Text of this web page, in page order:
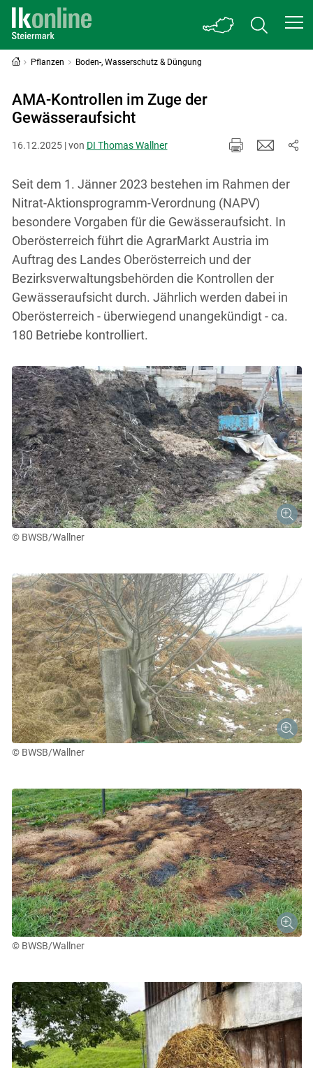
Pflanzen Boden-, Wasserschutz & Düngung
AMA-Kontrollen im Zuge der
Gewässeraufsicht
16.12.2025 | von DI Thomas Wallner
Seit dem 1. Jänner 2023 bestehen im Rahmen der
Nitrat-Aktionsprogramm-Verordnung (NAPV)
besondere Vorgaben für die Gewässeraufsicht. In
Oberösterreich führt die AgrarMarkt Austria im
Auftrag des Landes Oberösterreich und der
Bezirksverwaltungsbehörden die Kontrollen der
Gewässeraufsicht durch. Jährlich werden dabei in
Oberösterreich - überwiegend unangekündigt - ca.
180 Betriebe kontrolliert.
© BWSB/Wallner
© BWSB/Wallner
© BWSB/Wallner